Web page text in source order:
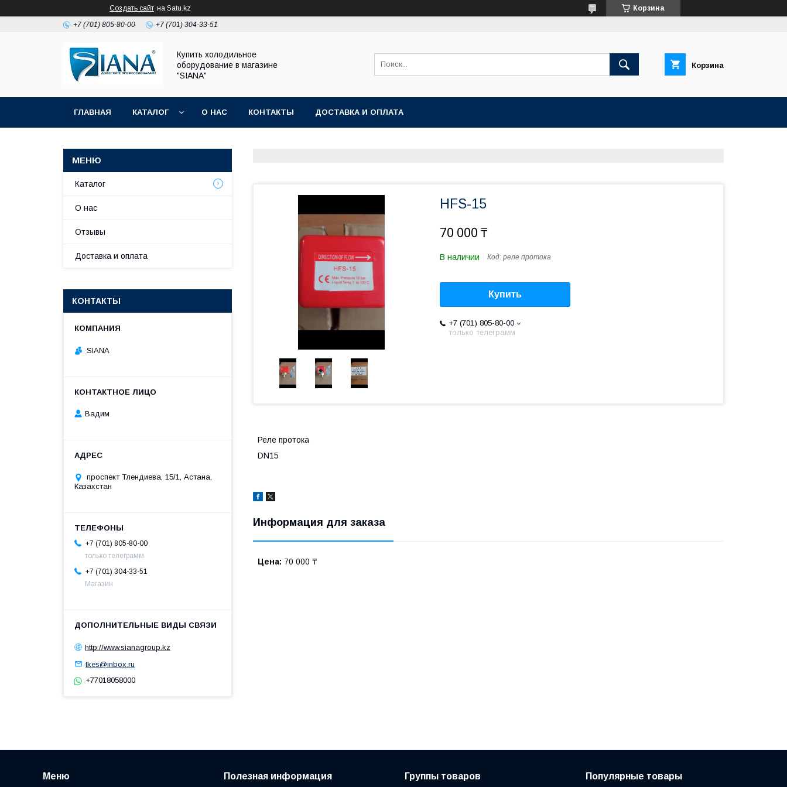
Создать сайт на Satu.kz Корзина
+7 (701) 805-80-00 +7 (701) 304-33-51
Купить холодильное
оборудование в магазине
"SIANA"
Корзина
ГЛАВНАЯ КАТАЛОГ О НАС КОНТАКТЫ ДОСТАВКА И ОПЛАТА
HFS-15
70 000 ₸
В наличии Код: реле протока
Купить
+7 (701) 805-80-00
только телеграмм
Реле протока
DN15
Информация для заказа
Цена: 70 000 ₸
Каталог
О нас
Отзывы
Доставка и оплата
КОНТАКТЫ
SIANA
Вадим
проспект Тлендиева, 15/1, Астана,
Казахстан
+7 (701) 805-80-00
только телеграмм
+7 (701) 304-33-51
Магазин
http://www.sianagroup.kz
tkes@inbox.ru
+77018058000
Меню Полезная информация Группы товаров Популярные товары